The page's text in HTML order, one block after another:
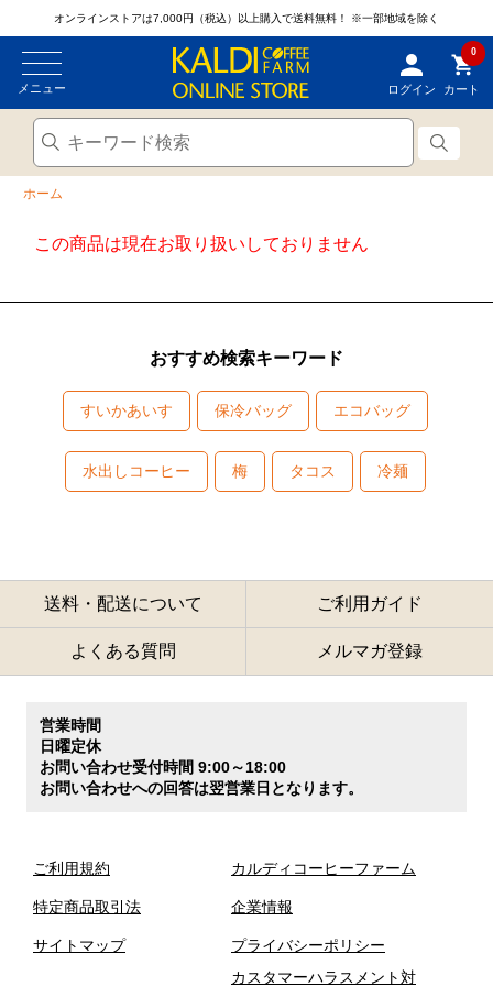
オンラインストアは7,000円（税込）以上購入で送料無料！ ※一部地域を除く
メニュー ログイン
0
カート
ホーム
この商品は現在お取り扱いしておりません
おすすめ検索キーワード
すいかあいす 保冷バッグ エコバッグ
水出しコーヒー 梅 タコス 冷麺
送料・配送について ご利用ガイド
よくある質問 メルマガ登録
営業時間
日曜定休
お問い合わせ受付時間 9:00～18:00
お問い合わせへの回答は翌営業日となります。
ご利用規約
特定商品取引法
サイトマップ
カルディコーヒーファーム
企業情報
プライバシーポリシー
カスタマーハラスメント対